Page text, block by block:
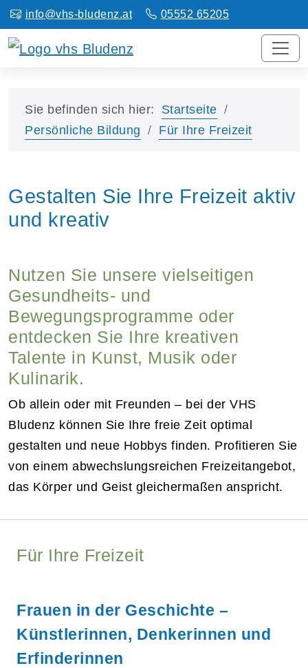
info@vhs-bludenz.at 05552 65205
Sie befinden sich hier:
Startseite
Persönliche Bildung
Für Ihre Freizeit
Gestalten Sie Ihre Freizeit aktiv
und kreativ
Nutzen Sie unsere vielseitigen
Gesundheits- und
Bewegungsprogramme oder
entdecken Sie Ihre kreativen
Talente in Kunst, Musik oder
Kulinarik.
Ob allein oder mit Freunden – bei der VHS
Bludenz können Sie Ihre freie Zeit optimal
gestalten und neue Hobbys finden. Profitieren Sie
von einem abwechslungsreichen Freizeitangebot,
das Körper und Geist gleichermaßen anspricht.
Für Ihre Freizeit
Frauen in der Geschichte –
Künstlerinnen, Denkerinnen und
Erfinderinnen